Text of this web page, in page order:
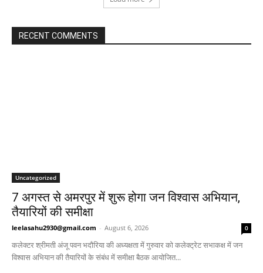
RECENT COMMENTS
Uncategorized
7 अगस्त से अमरपुर में शुरू होगा जन विश्वास अभियान,
तैयारियों की समीक्षा
leelasahu2930@gmail.com - August 6, 2026 0
कलेक्टर श्रीमती अंजू पवन भदौरिया की अध्यक्षता में गुरुवार को कलेक्ट्रेट सभाकक्ष में जन
विश्वास अभियान की तैयारियों के संबंध में समीक्षा बैठक आयोजित...